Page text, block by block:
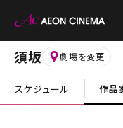
須坂 劇場を変更
スケジュール 作品